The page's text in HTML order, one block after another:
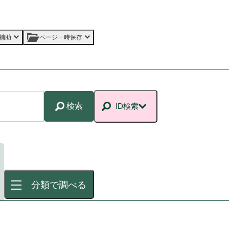
助 ページ一時保存
検索 ID検索
分類で調べる